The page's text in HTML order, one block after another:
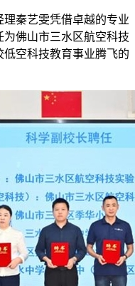
秦艺雯凭借卓越的专业
佛山市三水区航空科技
空科技教育事业腾飞的